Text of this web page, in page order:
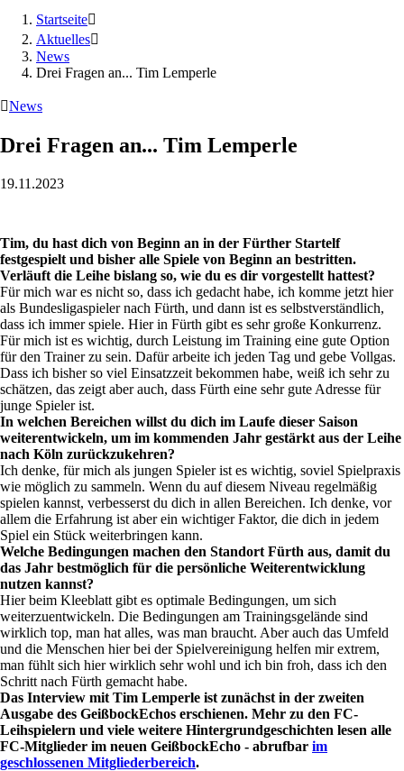
Startseite
Aktuelles
News
Drei Fragen an... Tim Lemperle
News
Drei Fragen an... Tim Lemperle
19.11.2023
Tim, du hast dich von Beginn an in der Fürther Startelf
festgespielt und bisher alle Spiele von Beginn an bestritten.
Verläuft die Leihe bislang so, wie du es dir vorgestellt hattest?
Für mich war es nicht so, dass ich gedacht habe, ich komme jetzt hier
als Bundesligaspieler nach Fürth, und dann ist es selbstverständlich,
dass ich immer spiele. Hier in Fürth gibt es sehr große Konkurrenz.
Für mich ist es wichtig, durch Leistung im Training eine gute ­Option
für den Trainer zu sein. Dafür arbeite ich jeden Tag und gebe Vollgas.
Dass ich bisher so viel Einsatzzeit bekommen habe, weiß ich sehr zu
schätzen, das zeigt aber auch, dass Fürth eine sehr gute Adresse für
junge Spieler ist.
In welchen Bereichen willst du dich im Laufe dieser Saison
weiterentwickeln, um im kommenden Jahr gestärkt aus der Leihe
nach Köln zurückzukehren?
Ich denke, für mich als jungen Spieler ist es wichtig, ­soviel Spielpraxis
wie möglich zu sammeln. Wenn du auf diesem Niveau regelmäßig
spielen kannst, verbesserst du dich in allen Bereichen. Ich denke, vor
allem die Erfahrung ist aber ein wichtiger Faktor, die dich in jedem
Spiel ein Stück weiterbringen kann.
Welche Bedingungen machen den Standort Fürth aus, damit du
das Jahr bestmöglich für die persönliche Weiterentwicklung
nutzen kannst?
Hier beim Kleeblatt gibt es optimale Bedingungen, um sich
weiterzuentwickeln. Die Bedingungen am ­Trainingsgelände sind
wirklich top, man hat alles, was man braucht. Aber auch das Umfeld
und die Menschen hier bei der Spielvereinigung helfen mir extrem,
man fühlt sich hier wirklich sehr wohl und ich bin froh, dass ich den
Schritt nach Fürth gemacht habe.
Das Interview mit Tim Lemperle ist zunächst in der zweiten
Ausgabe des GeißbockEchos erschienen. Mehr zu den FC-
Leihspielern und viele weitere Hintergrundgeschichten lesen alle
FC-Mitglieder im neuen GeißbockEcho - abrufbar im
geschlossenen Mitgliederbereich.